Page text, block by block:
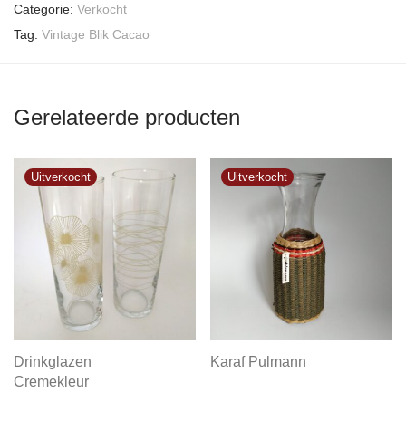
Categorie: Verkocht
Tag: Vintage Blik Cacao
Gerelateerde producten
Drinkglazen
Cremekleur
Karaf Pulmann